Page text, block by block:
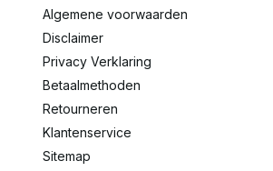
Algemene voorwaarden
Disclaimer
Privacy Verklaring
Betaalmethoden
Retourneren
Klantenservice
Sitemap